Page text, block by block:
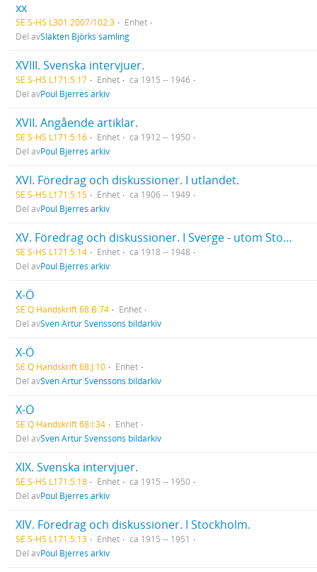
xx
SE S-HS L301:2007/102:3
Enhet
Del avSläkten Björks samling
XVIII. Svenska intervjuer.
SE S-HS L171:5:17 Enhet
ca 1915 -- 1946
Del avPoul Bjerres arkiv
XVII. Angående artiklar.
SE S-HS L171:5:16 Enhet
ca 1912 -- 1950
Del avPoul Bjerres arkiv
XVI. Föredrag och diskussioner. I utlandet.
SE S-HS L171:5:15 Enhet
ca 1906 -- 1949
Del avPoul Bjerres arkiv
XV. Föredrag och diskussioner. I Sverge - utom Stockholm.
SE S-HS L171:5:14 Enhet
ca 1918 -- 1948
Del avPoul Bjerres arkiv
X-Ö
SE Q Handskrift 68:B:74
Enhet
Del avSven Artur Svenssons bildarkiv
X-Ö
SE Q Handskrift 68:J:10
Enhet
Del avSven Artur Svenssons bildarkiv
X-Ö
SE Q Handskrift 68:I:34
Enhet
Del avSven Artur Svenssons bildarkiv
XIX. Svenska intervjuer.
SE S-HS L171:5:18 Enhet
ca 1915 -- 1950
Del avPoul Bjerres arkiv
XIV. Föredrag och diskussioner. I Stockholm.
SE S-HS L171:5:13 Enhet
ca 1915 -- 1951
Del avPoul Bjerres arkiv